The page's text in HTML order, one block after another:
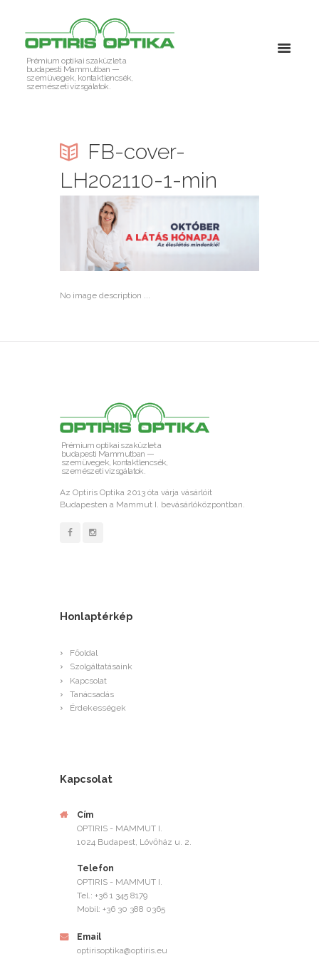
Prémium optikai szaküzlet a
budapesti Mammutban —
szemüvegek, kontaktlencsék,
szemészeti vizsgálatok.
FB-cover-
LH202110-1-min
No image description ...
Prémium optikai szaküzlet a
budapesti Mammutban —
szemüvegek, kontaktlencsék,
szemészeti vizsgálatok.
Az Optiris Optika 2013 óta várja vásárlóit
Budapesten a Mammut I. bevásárlóközpontban.
Honlaptérkép
Főoldal
Szolgáltatásaink
Kapcsolat
Tanácsadás
Érdekességek
Kapcsolat
Cím
OPTIRIS - MAMMUT I.
1024 Budapest, Lövőház u. 2.
Telefon
OPTIRIS - MAMMUT I.
Tel.: +36 1 345 8179
Mobil: +36 30 388 0365
Email
optirisoptika@optiris.eu